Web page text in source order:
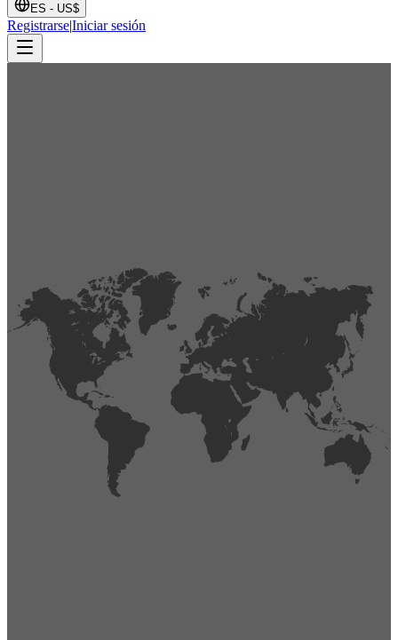
ES - US$
Registrarse|Iniciar sesión
404Página no encontrada,
La página que buscas no existe o se ha cambiado de lugar.
Comprueba la URL e inténtalo de nuevo.
Ir a la página de inicio
Obtener soporte técnico